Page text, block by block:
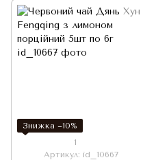
Знижка −10%
1
Артикул: id_10667